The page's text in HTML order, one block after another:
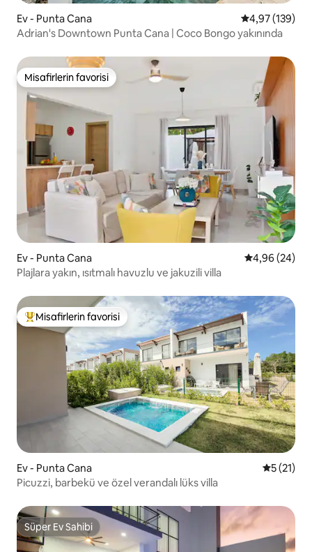
Ev - Punta Cana 5 üzerinden
4,97 (139)
Adrian's Downtown Punta Cana | Coco Bongo yakınında
Misafirlerin favorisi
Misafirlerin favorisi
Ev - Punta Cana 5 üzerinden
4,96 (24)
Plajlara yakın, ısıtmalı havuzlu ve jakuzili villa
Misafirlerin favorilerinden en beğenilenler arasında
Misafirlerin favorisi
Ev - Punta Cana 55 (21)
Picuzzi, barbekü ve özel verandalı lüks villa
Süper Ev Sahibi
Süper Ev Sahibi